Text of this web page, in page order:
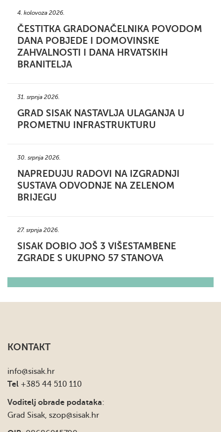
4. kolovoza 2026.
ČESTITKA GRADONAČELNIKA POVODOM
DANA POBJEDE I DOMOVINSKE
ZAHVALNOSTI I DANA HRVATSKIH
BRANITELJA
31. srpnja 2026.
GRAD SISAK NASTAVLJA ULAGANJA U
PROMETNU INFRASTRUKTURU
30. srpnja 2026.
NAPREDUJU RADOVI NA IZGRADNJI
SUSTAVA ODVODNJE NA ZELENOM
BRIJEGU
27. srpnja 2026.
SISAK DOBIO JOŠ 3 VIŠESTAMBENE
ZGRADE S UKUPNO 57 STANOVA
KONTAKT
info@sisak.hr
Tel +385 44 510 110
Voditelj obrade podataka:
Grad Sisak, szop@sisak.hr